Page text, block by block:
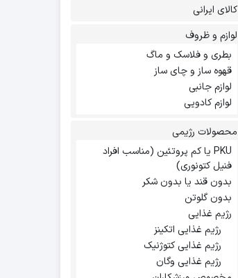
کالای ایرانی
لوازم و ظروف
بطری و فلاسک و ماگ
قهوه ساز و چای ساز
لوازم جانبی
لوازم کادویی
محصولات رژیمی
PKU یا کم پروتئین (مناسب افراد
فنیل کتونوری)
بدون قند یا بدون شکر
بدون گلوتن
رژیم غذایی
رژیم غذایی اتکینز
رژیم غذایی کتوژنیک
رژیم غذایی وگان